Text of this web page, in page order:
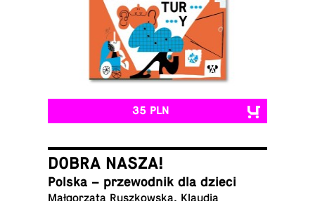
35 PLN
DOBRA NASZA!
Polska – prze­wod­nik dla dzieci
Mał­go­rza­ta Rusz­kow­ska, Klaudia